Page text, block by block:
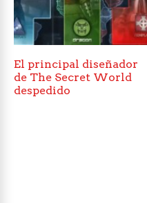
El principal diseñador
de The Secret World
despedido